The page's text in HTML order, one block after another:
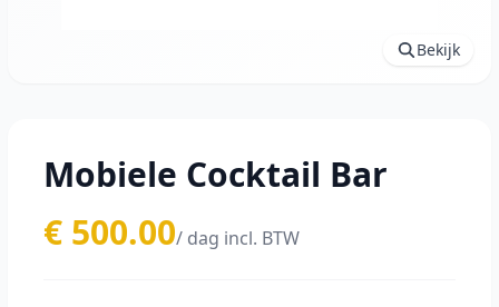
Bekijk
Mobiele Cocktail Bar
€ 500.00/ dag incl. BTW